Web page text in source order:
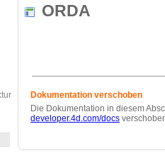
ORDA
Dokumentation verschoben
Die Dokumentation in diesem
developer.4d.com/docs